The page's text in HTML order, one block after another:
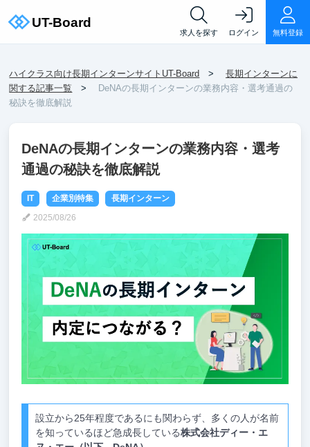
求人を探す ログイン 無料登録
ハイクラス向け長期インターンサイトUT-Board
長期インターンに
関する記事一覧
DeNAの長期インターンの業務内容・選考通過の
秘訣を徹底解説
DeNAの長期インターンの業務内容・選考
通過の秘訣を徹底解説
IT 企業別特集 長期インターン
2025/08/26
設立から25年程度であるにも関わらず、多くの人が名前
を知っているほど急成長している株式会社ディー・エ